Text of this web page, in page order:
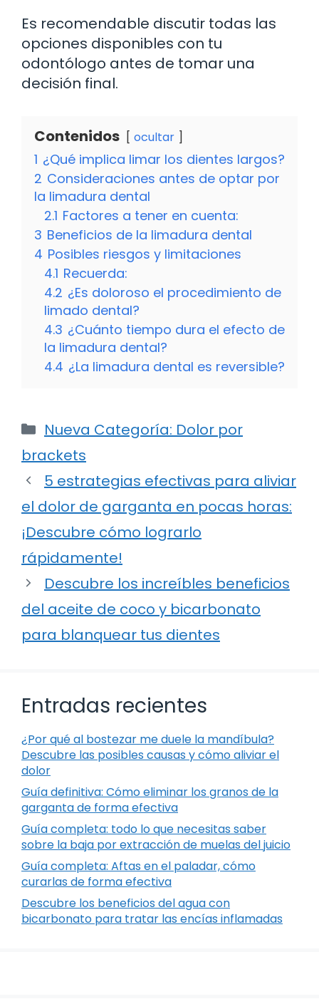
Es recomendable discutir todas las
opciones disponibles con tu
odontólogo antes de tomar una
decisión final.
Contenidos ocultar
1 ¿Qué implica limar los dientes largos?
2 Consideraciones antes de optar por
la limadura dental
2.1 Factores a tener en cuenta:
3 Beneficios de la limadura dental
4 Posibles riesgos y limitaciones
4.1 Recuerda:
4.2 ¿Es doloroso el procedimiento de
limado dental?
4.3 ¿Cuánto tiempo dura el efecto de
la limadura dental?
4.4 ¿La limadura dental es reversible?
Categorías
Nueva Categoría: Dolor por
brackets
5 estrategias efectivas para aliviar
el dolor de garganta en pocas horas:
¡Descubre cómo lograrlo
rápidamente!
Descubre los increíbles beneficios
del aceite de coco y bicarbonato
para blanquear tus dientes
Entradas recientes
¿Por qué al bostezar me duele la mandíbula?
Descubre las posibles causas y cómo aliviar el
dolor
Guía definitiva: Cómo eliminar los granos de la
garganta de forma efectiva
Guía completa: todo lo que necesitas saber
sobre la baja por extracción de muelas del juicio
Guía completa: Aftas en el paladar, cómo
curarlas de forma efectiva
Descubre los beneficios del agua con
bicarbonato para tratar las encías inflamadas